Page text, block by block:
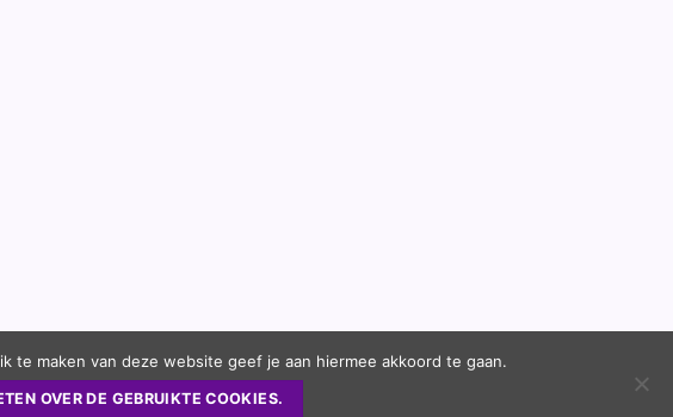
te maken van deze website geef je aan hiermee akkoord te gaan.
OVER DE GEBRUIKTE COOKIES.